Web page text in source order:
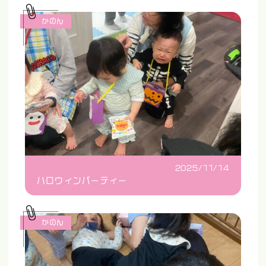
2025/11/14
ハロウィンパーティー
かのん
かのん